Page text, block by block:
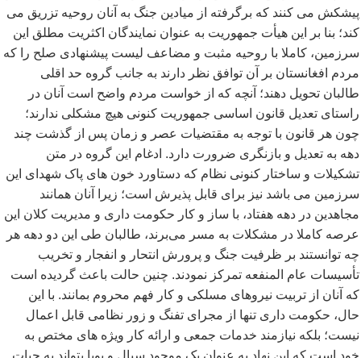
پیشکش می کنند که برگرفته از میادین جنگ به آنان روحیه تزریق می
کند؛ بنا بر این هیأت جمهوریت به عنوان نمایندگان اکثریت مطلق این
سرزمین، کاملا با روحیه مثبت و مضاعف لیست پیشنهادی صلح را که
مردم افغانستان بر آن توافق نظر دارند به جانب گروه حد اقلی
طالبان تحویل دهند؛ آنچه که از خواست مردم واضح است آنان در
راستای تعدیل قانون اساسی جمهوریت کنونی هیچ مشکلی ندارند؛
چون هر قانون با توجه به مقتضیات عصر و زمان پس از گذشت چند
دهه به تعدیل و بازنگری ضرورت دارد. ادغام این گروه در متن
تشکیلات و ساختار کنونی نظام که دستاورد خون های پاک شهدای این
سرزمین می باشد نیز برای قابل پذیرش است؛ زیرا آنان همانند
مجاهدین در دهه هفتاد، با ساز و کار حکومت داری و مدیریت کلان این
عرصه کاملا در مشکلات به مسر میبرند، طالبان طی این دو دهه هر
چه توانستند بر ظرفیت جنگ و پرورش انتحار و انفجار و تخریب
تأسیسات عام المنفعه تمرکز نمودند. چنین حالت باعث گردیده است
که آنان از تربیت نیروهای مسلکی و کار فهم محروم بمانند. با این
حال، حکومت داری تنها از مجرای تفنگ و زور نظامی قابل اعمال
نیست؛ بلکه نیازمند خدمات جمعی و ارائه کار ویژه های مختص به
خود است که این نهاد به عنوان یک موجود سیال و پویا بتواند به حیات